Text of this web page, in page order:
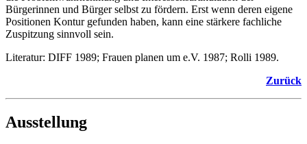
Bürgerinnen und Bürger selbst zu fördern. Erst wenn deren eigene
Positionen Kontur gefunden haben, kann eine stärkere fachliche
Zuspitzung sinnvoll sein.
Literatur: DIFF 1989; Frauen planen um e.V. 1987; Rolli 1989.
Zurück
Ausstellung